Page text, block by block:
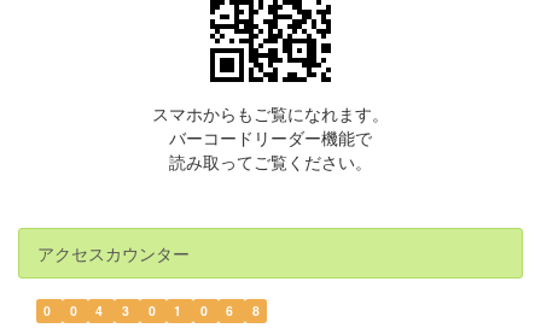
スマホからもご覧になれます。
バーコードリーダー機能で
読み取ってご覧ください。
アクセスカウンター
0 0 4 3 0 1 0 6 8